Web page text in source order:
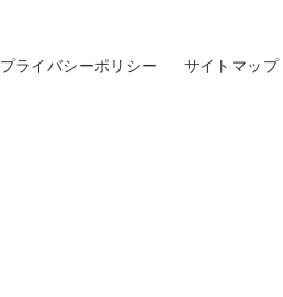
プライバシーポリシー サイトマップ